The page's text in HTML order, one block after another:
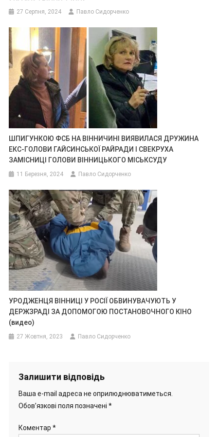
27 Серпня, 2024 Павло Сидорченко
ШПИГУНКОЮ ФСБ НА ВІННИЧИНІ ВИЯВИЛАСЯ ДРУЖИНА
ЕКС-ГОЛОВИ ГАЙСИНСЬКОЇ РАЙРАДИ І СВЕКРУХА
ЗАМІСНИЦІ ГОЛОВИ ВІННИЦЬКОГО МІСЬКСУДУ
11 Березня, 2024 Павло Сидорченко
УРОДЖЕНЦЯ ВІННИЦІ У РОСІЇ ОБВИНУВАЧУЮТЬ У
ДЕРЖЗРАДІ ЗА ДОПОМОГОЮ ПОСТАНОВОЧНОГО КІНО
(видео)
27 Жовтня, 2023 Павло Сидорченко
Залишити відповідь
Ваша e-mail адреса не оприлюднюватиметься.
Обов’язкові поля позначені *
Коментар *